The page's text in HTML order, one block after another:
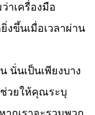
าเครื่องมือ
งขึ้นเมื่อเวลาผ่าน
นั่นเป็นเพียงบาง
วยให้คุณระบุ